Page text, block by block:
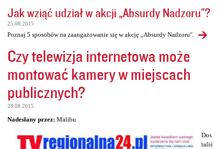
Jak wziąć udział w akcji „Absurdy Nadzoru"?
25.08.2015
Poznaj 5 sposobów na zaangażowanie się w akcję „Absurdy Nadzoru".
Czy telewizja internetowa może
montować kamery w miejscach
publicznych?
28.08.2015
Nadesłany przez: Malibu
Dos
taliś